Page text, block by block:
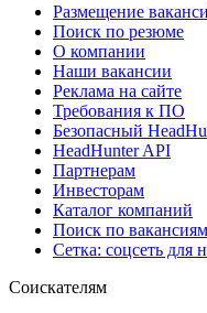
Размещение
Поиск по резюме
О компании
Наши вакансии
Реклама на сайте
Требования к ПО
Безопасный
HeadHunter API
Партнерам
Инвесторам
Каталог компаний
Поиск по
Сетка: соцсеть для
Соискателям